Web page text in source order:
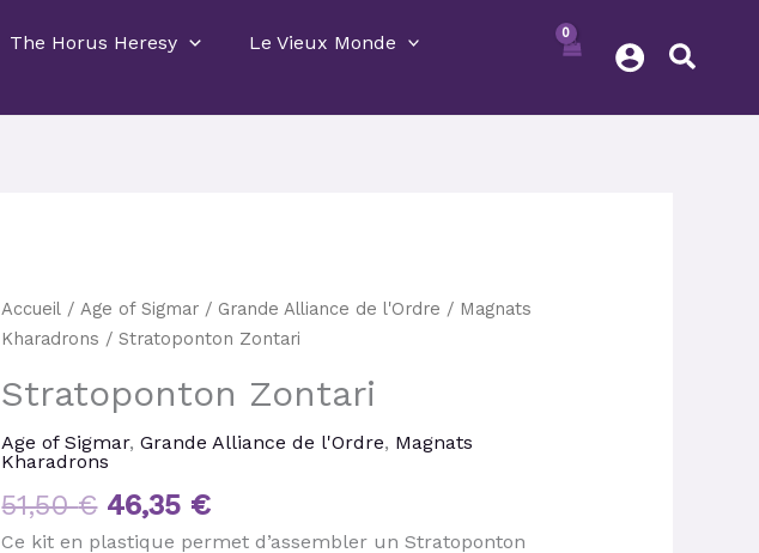
The Horus Heresy
Le Vieux Monde
Accueil /Age of Sigmar / Grande Alliance de l'Ordre / Magnats
Kharadrons / Stratoponton Zontari
Stratoponton Zontari
Age of Sigmar,Grande Alliance de l'Ordre, Magnats
Kharadrons
51,50€
Le
prix
était :
51,50 €.
46,35 €
Le
prix
est :
46,35 €.
Ce kit en plastique permet d’assembler un Stratoponton
quantité
de
Zontari